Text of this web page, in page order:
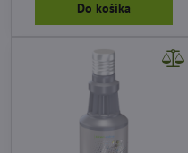
Do košíka